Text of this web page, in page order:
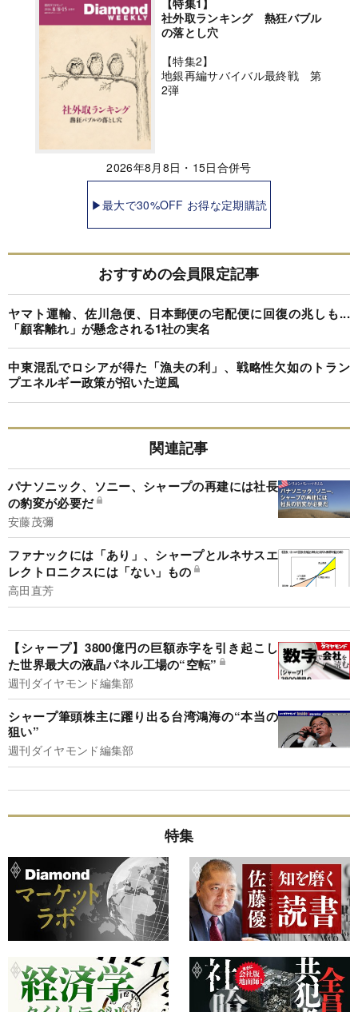
【特集1】
社外取ランキング 熱狂バブル
の落とし穴
【特集2】
地銀再編サバイバル最終戦 第
2弾
2026年8月8日・15日合併号
▶最大で30%OFF お得な定期購読
おすすめの会員限定記事
ヤマト運輸、佐川急便、日本郵便の宅配便に回復の兆しも...
「顧客離れ」が懸念される1社の実名
中東混乱でロシアが得た「漁夫の利」、戦略性欠如のトラン
プエネルギー政策が招いた逆風
関連記事
パナソニック、ソニー、シャープの再建には社長
の豹変が必要だ
安藤茂彌
ファナックには「あり」、シャープとルネサスエ
レクトロニクスには「ない」もの
高田直芳
【シャープ】3800億円の巨額赤字を引き起こし
た世界最大の液晶パネル工場の“空転”
週刊ダイヤモンド編集部
シャープ筆頭株主に躍り出る台湾鴻海の“本当の
狙い”
週刊ダイヤモンド編集部
特集